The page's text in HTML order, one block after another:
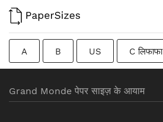
A B US C लिफाफा
Grand Monde पेपर साइज़ के आयाम